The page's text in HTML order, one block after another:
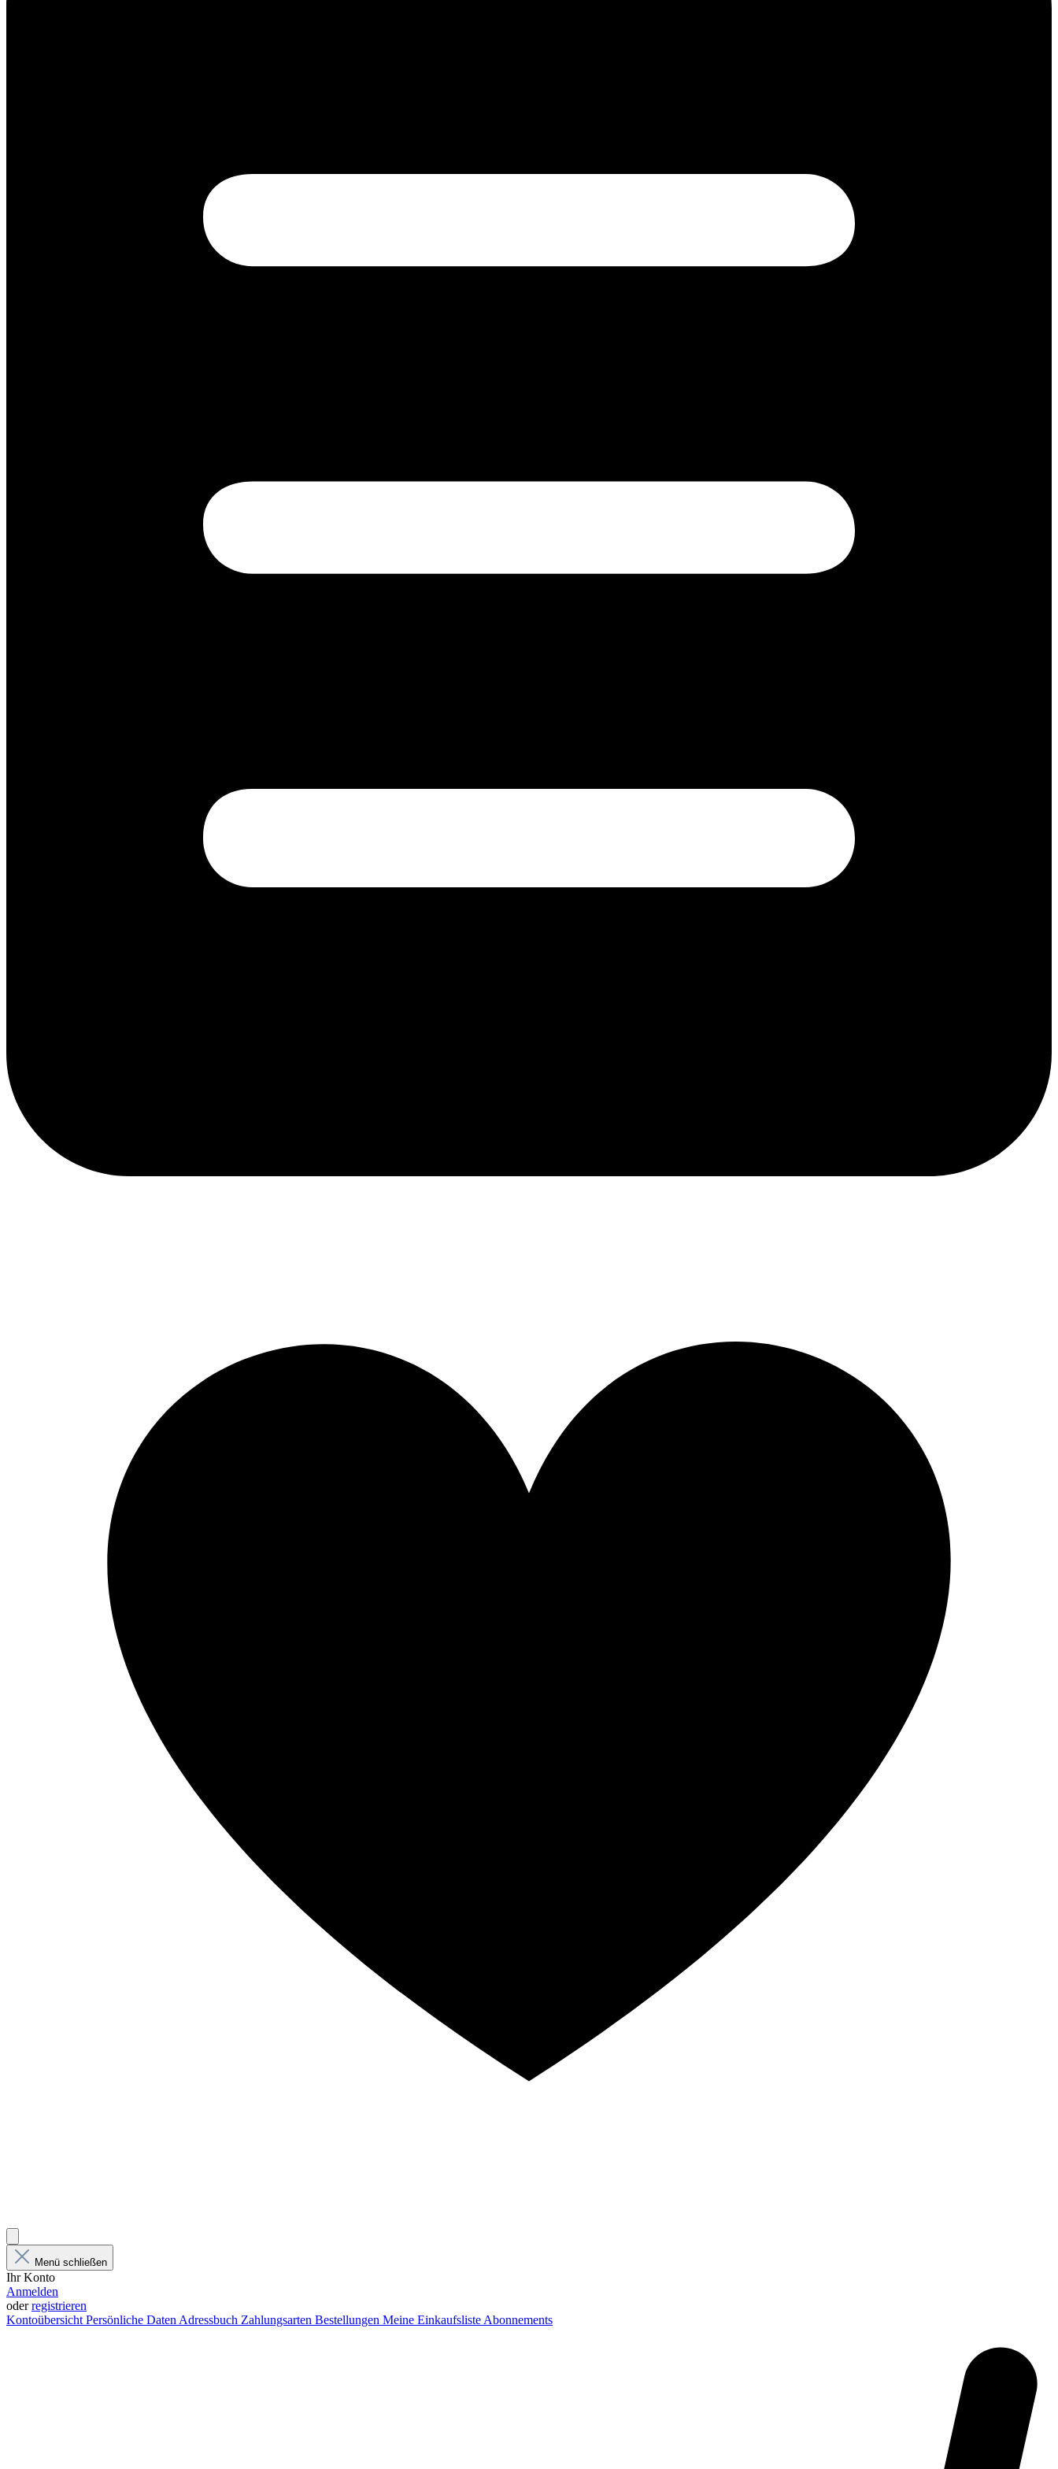
Menü schließen
Ihr Konto
Anmelden
oderregistrieren
KontoübersichtPersönliche DatenAdressbuch Zahlungsarten Bestellungen Meine EinkaufslisteAbonnements